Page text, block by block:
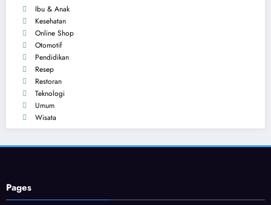
Ibu & Anak
Kesehatan
Online Shop
Otomotif
Pendidikan
Resep
Restoran
Teknologi
Umum
Wisata
Pages